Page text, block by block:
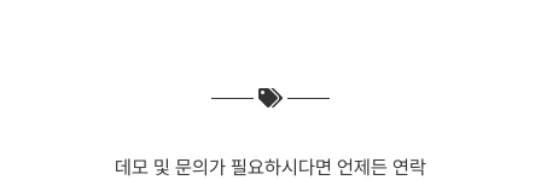
데모 및 문의가 필요하시다면 언제든 연락